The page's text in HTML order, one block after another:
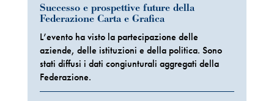
Successo e prospettive future della
Federazione Carta e Grafica
L’evento ha visto la partecipazione delle
aziende, delle istituzioni e della politica. Sono
stati diffusi i dati congiunturali aggregati della
Federazione.